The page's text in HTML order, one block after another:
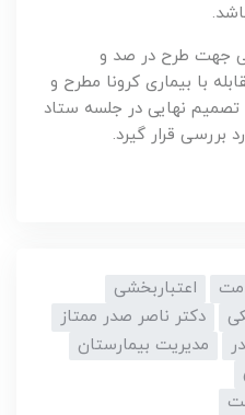
جهت طرح در صد و
با بیماری کرونا مطرح و
تصمیم نهایی در جلسه ستاد
بررسی قرار گیرد.
اعتباربخشی
دکتر ناصر صدر ممتاز
مدیریت بیمارستان